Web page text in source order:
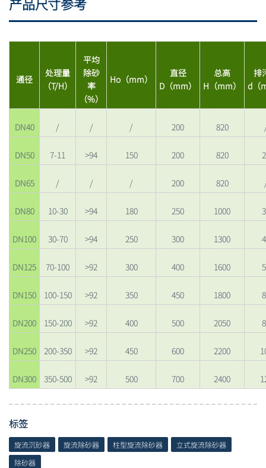
通径
处理量
（T/H）
平均
除砂
率
（%）
Ho（mm）
直径
D（mm）
总高
H（mm）
排
d（
DN40 / / / 200 820
DN50 7-11 >94 150 200 820
DN65 / / / 200 820
DN80 10-30 >94 180 250 1000
DN100 30-70 >94 250 300 1300
DN125 70-100 >92 300 400 1600
DN150 100-150 >92 350 450 1800
DN200 150-200 >92 400 500 2050
DN250 200-350 >92 450 600 2200
DN300 350-500 >92 500 700 2400
标签
旋流沉砂器 旋流除砂器 柱型旋流除砂器
立式旋流除砂器
除砂器